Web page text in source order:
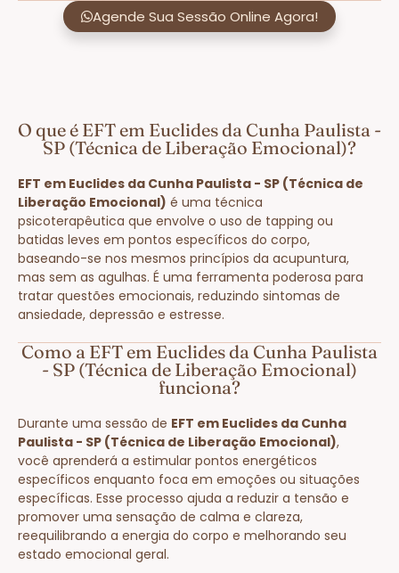
Agende Sua Sessão Online Agora!
O que é EFT em Euclides da Cunha Paulista -
SP (Técnica de Liberação Emocional)?
EFT em Euclides da Cunha Paulista - SP (Técnica de
Liberação Emocional) é uma técnica
psicoterapêutica que envolve o uso de tapping ou
batidas leves em pontos específicos do corpo,
baseando-se nos mesmos princípios da acupuntura,
mas sem as agulhas. É uma ferramenta poderosa para
tratar questões emocionais, reduzindo sintomas de
ansiedade, depressão e estresse.
Como a EFT em Euclides da Cunha Paulista
- SP (Técnica de Liberação Emocional)
funciona?
Durante uma sessão de EFT em Euclides da Cunha
Paulista - SP (Técnica de Liberação Emocional),
você aprenderá a estimular pontos energéticos
específicos enquanto foca em emoções ou situações
específicas. Esse processo ajuda a reduzir a tensão e
promover uma sensação de calma e clareza,
reequilibrando a energia do corpo e melhorando seu
estado emocional geral.